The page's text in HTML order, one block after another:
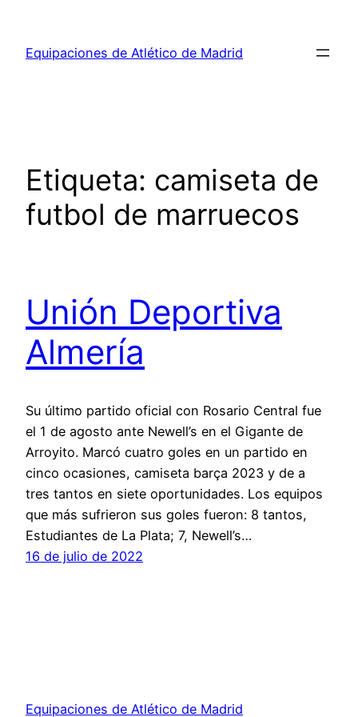
contenido
Equipaciones de Atlético de Madrid
Etiqueta: camiseta de
futbol de marruecos
Unión Deportiva
Almería
Su último partido oficial con Rosario Central fue
el 1 de agosto ante Newell’s en el Gigante de
Arroyito. Marcó cuatro goles en un partido en
cinco ocasiones, camiseta barça 2023 y de a
tres tantos en siete oportunidades. Los equipos
que más sufrieron sus goles fueron: 8 tantos,
Estudiantes de La Plata; 7, Newell’s…
16 de julio de 2022
Equipaciones de Atlético de Madrid